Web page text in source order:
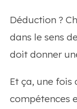
Déduction ?
dans le sens
doit donner
Et ça, une fois
compétences